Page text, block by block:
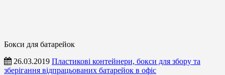
Бокси для батарейок
26.03.2019 Пластикові контейнери, бокси для збору та
зберігання відпрацьованих батарейок в офіс